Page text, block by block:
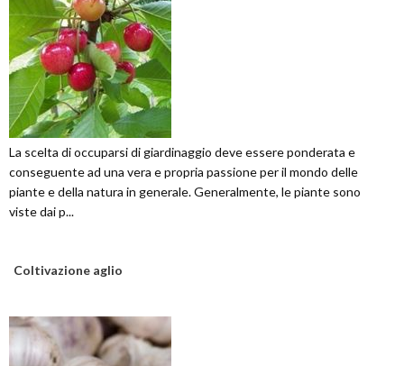
La scelta di occuparsi di giardinaggio deve essere ponderata e
conseguente ad una vera e propria passione per il mondo delle
piante e della natura in generale. Generalmente, le piante sono
viste dai p...
Coltivazione aglio